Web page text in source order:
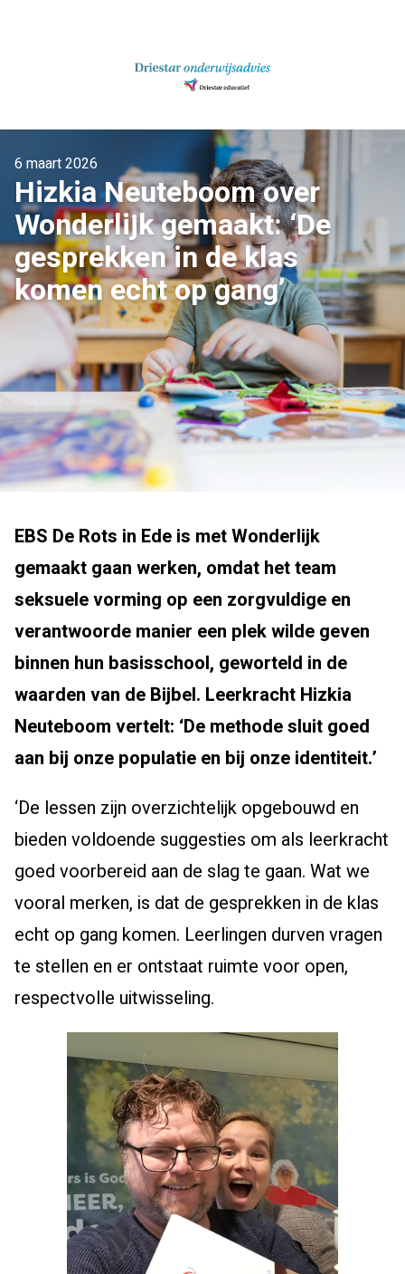
6 maart 2026
Hizkia Neuteboom over
Wonderlijk gemaakt: ‘De
gesprekken in de klas
komen echt op gang’
EBS De Rots in Ede is met Wonderlijk
gemaakt gaan werken, omdat het team
seksuele vorming op een zorgvuldige en
verantwoorde manier een plek wilde geven
binnen hun basisschool, geworteld in de
waarden van de Bijbel. Leerkracht Hizkia
Neuteboom vertelt: ‘De methode sluit goed
aan bij onze populatie en bij onze identiteit.’
‘De lessen zijn overzichtelijk opgebouwd en
bieden voldoende suggesties om als leerkracht
goed voorbereid aan de slag te gaan. Wat we
vooral merken, is dat de gesprekken in de klas
echt op gang komen. Leerlingen durven vragen
te stellen en er ontstaat ruimte voor open,
respectvolle uitwisseling.